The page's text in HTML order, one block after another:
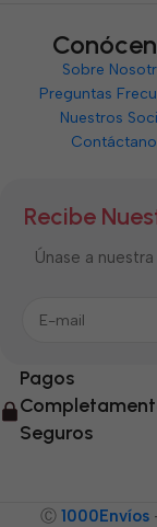
Sobre
Preguntas
Nuestros
Recibe
Únase a
Pagos
Seguros
Ⓒ 1000Envíos